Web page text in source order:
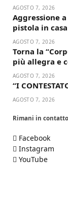
AGOSTO 7, 2026
Aggressione
pistola in casa
AGOSTO 7, 2026
Torna la
più allegra e
AGOSTO 7, 2026
“I
AGOSTO 7, 2026
Rimani in contatto
Facebook
Instagram
YouTube